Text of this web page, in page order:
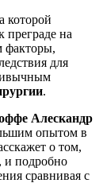
которой
на
факторы,
для
.
Алескандр
опытом в
о том,
и подробно
сравнивая с